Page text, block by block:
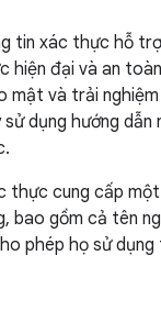
tin xác thực hỗ
hiện đại và an
mật và trải
dụng hướng
thực cung cấp
bao gồm cả tên
phép họ sử